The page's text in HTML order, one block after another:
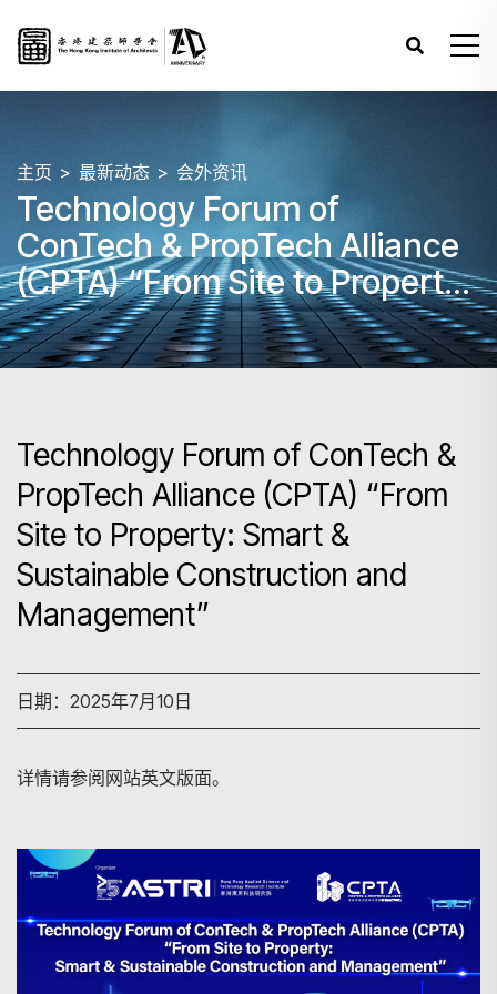
主页 最新动态 会外资讯
Technology Forum of
ConTech & PropTech Alliance
(CPTA) “From Site to Property:
Smart & Sustainable
Construction and
Technology Forum of ConTech &
PropTech Alliance (CPTA) “From
Site to Property: Smart &
Sustainable Construction and
Management”
日期：2025年7月10日
详情请参阅网站英文版面。